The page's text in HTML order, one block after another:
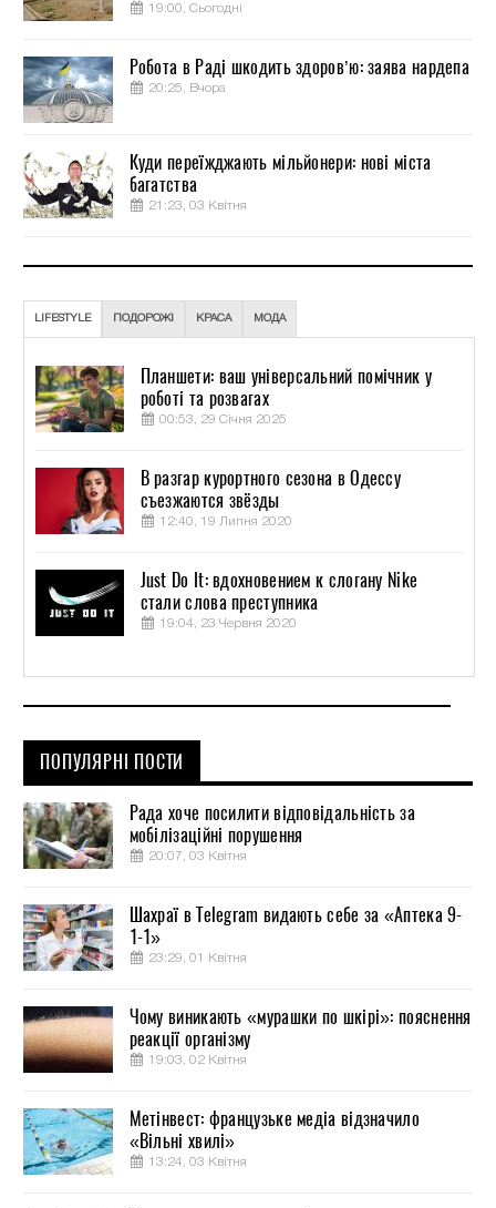
19:00, Сьогодні
Робота в Раді шкодить здоров’ю: заява нардепа
20:25, Вчора
Куди переїжджають мільйонери: нові міста
багатства
21:23, 03 Квітня
LIFESTYLE ПОДОРОЖІ КРАСА МОДА
Планшети: ваш універсальний помічник у
роботі та розвагах
00:53, 29 Січня 2025
В разгар курортного сезона в Одессу
съезжаются звёзды
12:40, 19 Липня 2020
Just Do It: вдохновением к слогану Nike
стали слова преступника
19:04, 23 Червня 2020
ПОПУЛЯРНІ ПОСТИ
Рада хоче посилити відповідальність за
мобілізаційні порушення
20:07, 03 Квітня
Шахраї в Telegram видають себе за «Аптека 9-
1-1»
23:29, 01 Квітня
Чому виникають «мурашки по шкірі»: пояснення
реакції організму
19:03, 02 Квітня
Метінвест: французьке медіа відзначило
«Вільні хвилі»
13:24, 03 Квітня